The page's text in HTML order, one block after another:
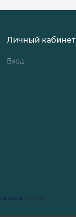
Личный кабинет
Вход
© 2026